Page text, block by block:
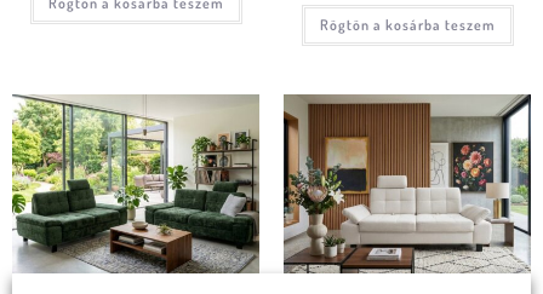
Rögtön a kosárba teszem